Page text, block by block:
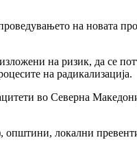
на новата
на ризик, да се
на радикализација.
во Северна
локални